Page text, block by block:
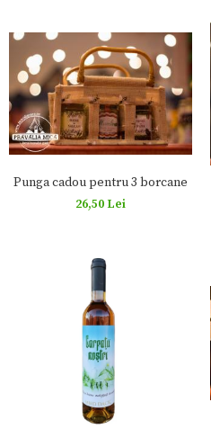
Punga cadou pentru 3 borcane
26,50 Lei